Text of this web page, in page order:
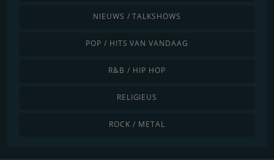
NIEUWS / TALKSHOWS
POP / HITS VAN VANDAAG
R&B / HIP HOP
RELIGIEUS
ROCK / METAL